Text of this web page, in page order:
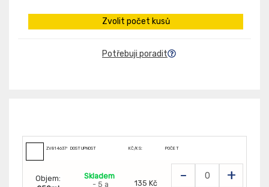
Zvolit počet kusů
Potřebuji poradit
ZV81463793DOSTUPNOST KČ/KS: POČET
Objem:
Skladem
- 5 a
135 Kč - +